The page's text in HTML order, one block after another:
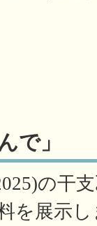
で」
の干
を展示